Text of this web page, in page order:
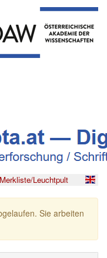
Merkliste/Leuchtpult
Sie arbeiten